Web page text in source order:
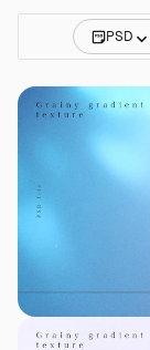
PSD